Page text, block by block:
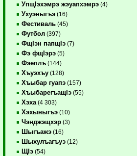
УпщIэхэмрэ жэуапхэмрэ (4)
Ухуэныгъэ (16)
Фестиваль (45)
Футбол (397)
ФщIэн папщIэ (7)
Фэ фщIэрэ (5)
Фэеплъ (144)
Хъуэхъу (128)
Хъыбар гуапэ (157)
ХъыбарегъащIэ (55)
Хэха (4 303)
Хэхыныгъэ (10)
Чэнджэщхэр (3)
Шыгъажэ (16)
Шыхулъагъуэ (12)
ЩIэ (54)